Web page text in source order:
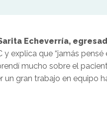
Echeverría,
y explica que “jamás pensé
mucho sobre el
gran trabajo en equipo